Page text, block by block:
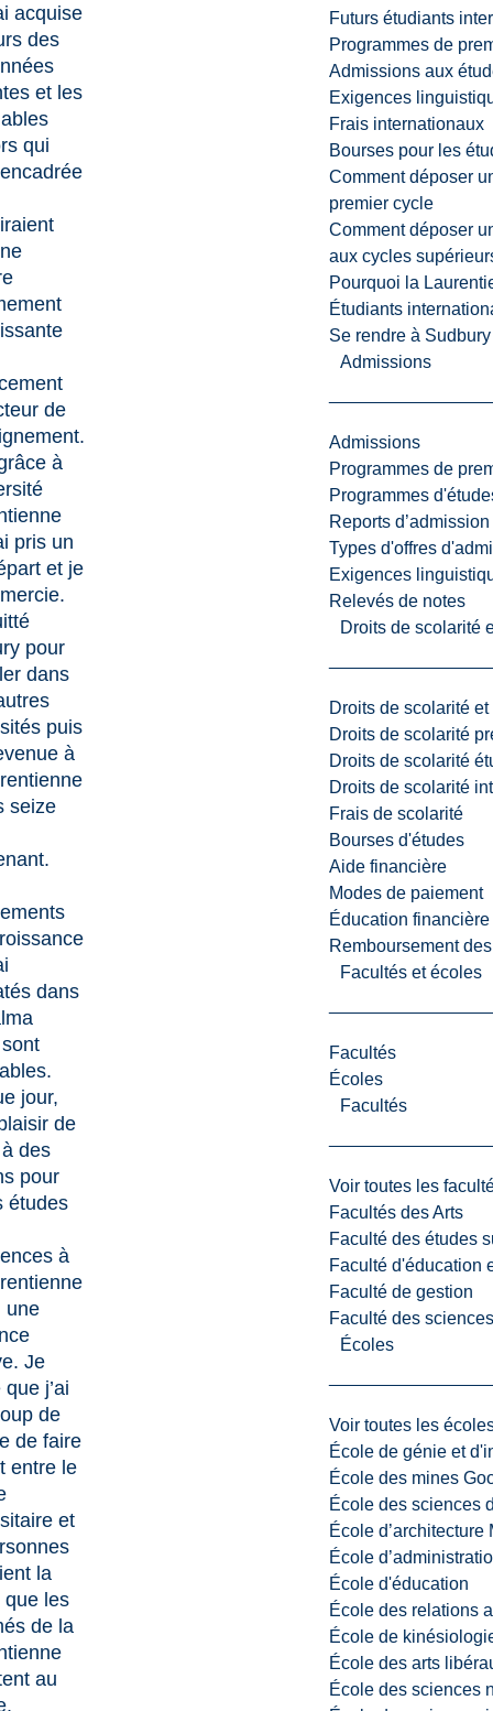
Futurs étudiants
Programmes de
Admissions aux
Exigences
Frais internationaux
Bourses pour les
Comment déposer
premier cycle
Comment déposer
aux cycles
Pourquoi la
Étudiants
Se rendre à Sudbury
Admissions
Admissions
Programmes de
Programmes
Reports d’admission
Types d'offres
Exigences
Relevés de notes
Droits de scolarité
Droits de scolarité
Droits de scolarité
Droits de scolarité
Droits de scolarité
Frais de scolarité
Bourses d'études
Aide financière
Modes de paiement
Éducation financière
Remboursement
Facultés et écoles
Facultés
Écoles
Facultés
Voir toutes les
Facultés des Arts
Faculté des études
Faculté d'éducation
Faculté de gestion
Faculté des
Écoles
Voir toutes les
École de génie et
École des mines
École des sciences
École d’architecture
École
École d'éducation
École des relations
École de
École des arts
École des sciences
acquise
des
et les
qui
de
à
pris un
et je
pour
dans
puis
à
seize
dans
jour,
de
des
pour
études
à
une
Je
j’ai
de
de faire
entre le
et
la
que les
de la
au